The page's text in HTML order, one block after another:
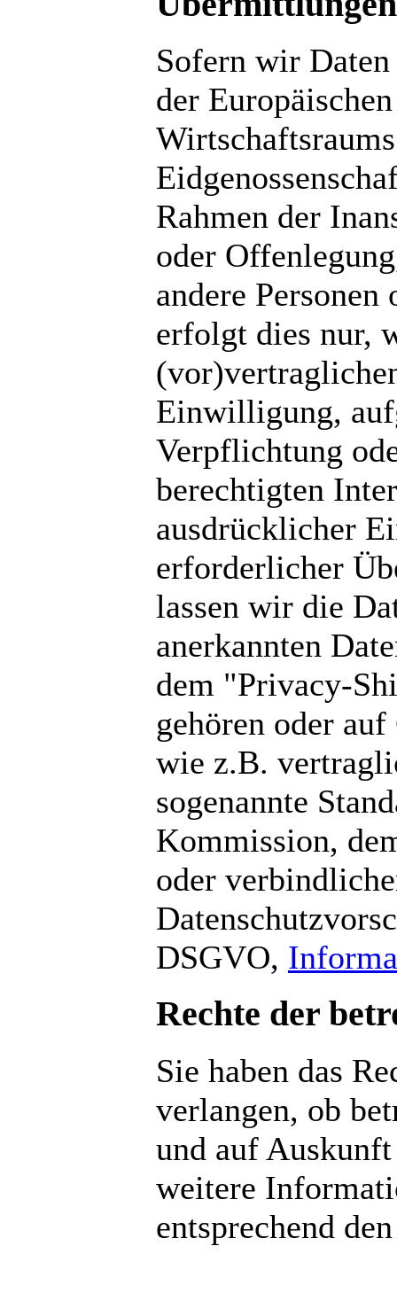
Sofern wir
der
Rahmen der
oder
andere
erfolgt dies nur,
Einwilligung,
Verpflichtung
berechtigten
ausdrücklicher
erforderlicher
lassen wir die
anerkannten
dem "Privacy-
gehören oder
wie z.B.
sogenannte
Kommission,
oder
DSGVO,
Rechte der
Sie haben das
verlangen, ob
und auf
weitere
entsprechend